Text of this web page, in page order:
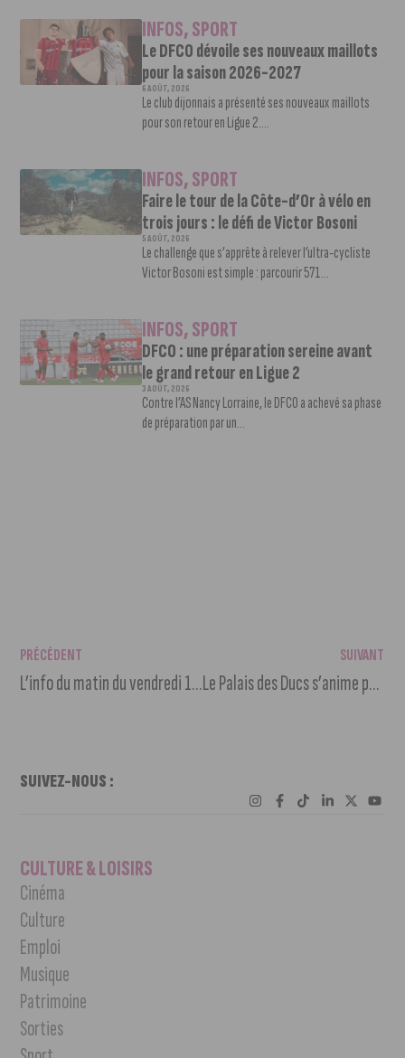
INFOS,SPORT
Le DFCO dévoile ses nouveaux maillots
pour la saison 2026-2027
6 AOÛT, 2026
Le club dijonnais a présenté ses nouveaux maillots
pour son retour en Ligue 2....
INFOS,SPORT
Faire le tour de la Côte-d’Or à vélo en
trois jours : le défi de Victor Bosoni
5 AOÛT, 2026
Le challenge que s’apprête à relever l’ultra-cycliste
Victor Bosoni est simple : parcourir 571...
INFOS,SPORT
DFCO : une préparation sereine avant
le grand retour en Ligue 2
3 AOÛT, 2026
Contre l’AS Nancy Lorraine, le DFCO a achevé sa phase
de préparation par un...
PRÉCÉDENT
L’info du matin du vendredi 16 décembre 2022
SUIVANT
Le Palais des Ducs s’anime pour le spectacle Son et lumière
SUIVEZ-NOUS :
CULTURE & LOISIRS
Cinéma
Culture
Emploi
Musique
Patrimoine
Sorties